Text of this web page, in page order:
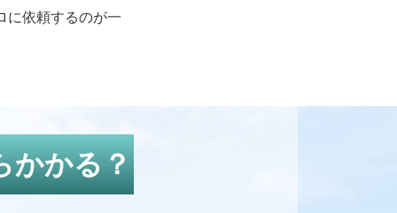
に依頼するのが一
かかる？